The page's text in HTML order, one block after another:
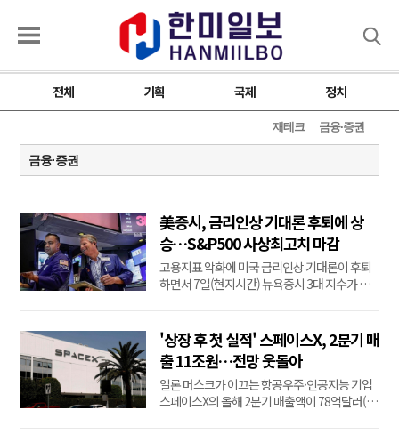
전체 기획 국제 정치
재테크 금융·증권
금융·증권
美증시, 금리인상 기대론 후퇴에 상
승…S&P500 사상최고치 마감
고용지표 악화에 미국 금리인상 기대론이 후퇴
하면서 7일(현지시간) 뉴욕증시 3대 지수가 상
오른 54,036.93에 거래를 마쳤다.스탠더드앤드
푸어스(S&P) 500 지수는 전장보다 47.68포인트
(0.62%) 오른 7,757.64에, 기술주 중심의 나스
닥 종합지수는 전장보다 342.26포...
'상장 후 첫 실적' 스페이스X, 2분기 매
출 11조원…전망 웃돌아
일론 머스크가 이끄는 항공우주·인공지능 기업
스페이스X의 올해 2분기 매출액이 78억달러(약